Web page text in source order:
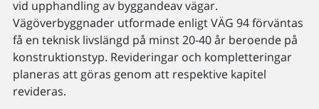
vid upphandling av byggandeav vägar.
Vägöverbyggnader utformade enligt VÄG 94 förväntas
få en teknisk livslängd på minst 20-40 år beroende på
konstruktionstyp. Revideringar och kompletteringar
planeras att göras genom att respektive kapitel
revideras.